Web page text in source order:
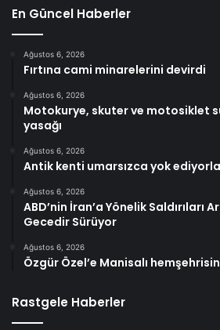
En Güncel Haberler
Ağustos 6, 2026
Fırtına cami minarelerini devirdi
Ağustos 6, 2026
Motokurye, skuter ve motosiklet
yasağı
Ağustos 6, 2026
Antik kenti umarsızca yok
Ağustos 6, 2026
ABD’nin İran’a Yönelik Saldırıları
Gecedir Sürüyor
Ağustos 6, 2026
Özgür Özel’e Manisalı
Rastgele Haberler